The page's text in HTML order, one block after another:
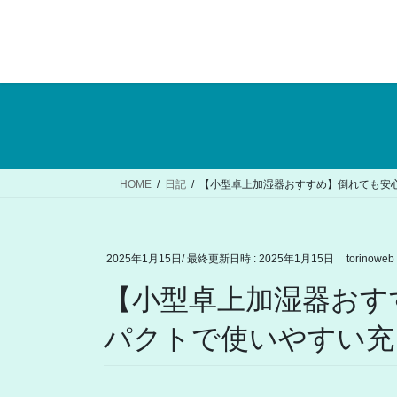
HOME 日記 【小型卓上加湿器おすすめ】倒れても
2025年1月15日 / 最終更新日時 : 2025年1月15日 torinoweb
【小型卓上加湿器お
パクトで使いやすい